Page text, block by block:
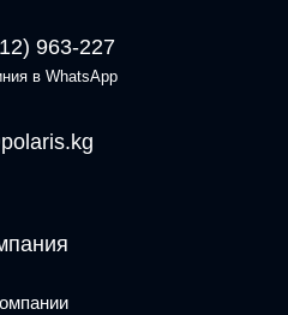
963-227
в WhatsApp